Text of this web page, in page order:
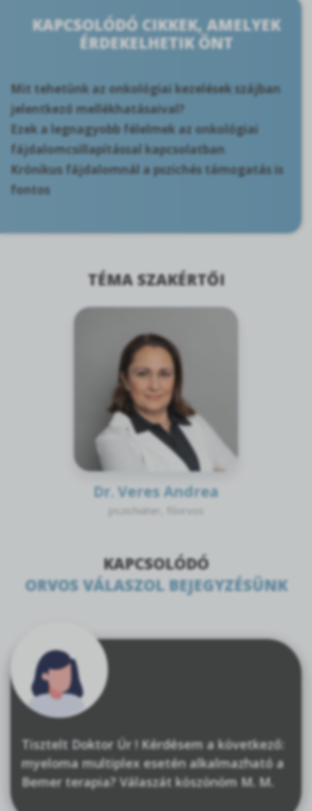
KAPCSOLÓDÓ CIKKEK, AMELYEK
ÉRDEKELHETIK ÖNT
Mit tehetünk az onkológiai kezelések szájban
jelentkező mellékhatásaival?
Ezek a legnagyobb félelmek az onkológiai
fájdalomcsillapítással kapcsolatban
Krónikus fájdalomnál a pszichés támogatás is
fontos
TÉMA SZAKÉRTŐI
Dr. Veres Andrea
KAPCSOLÓDÓ
ORVOS VÁLASZOL BEJEGYZÉSÜNK
Tisztelt Doktor Úr ! Kérdésem a következő:
myeloma multiplex esetén alkalmazható a
Bemer terapia? Válaszát köszönöm M. M.